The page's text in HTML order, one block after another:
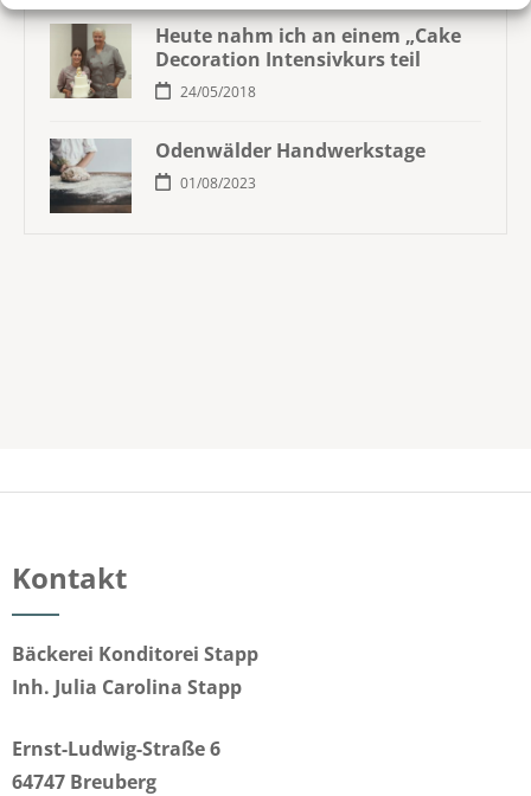
Heute nahm ich an einem „Cake
Decoration Intensivkurs teil
24/05/2018
Odenwälder Handwerkstage
01/08/2023
Kontakt
Bäckerei Konditorei Stapp
Inh. Julia Carolina Stapp
Ernst-Ludwig-Straße 6
64747 Breuberg